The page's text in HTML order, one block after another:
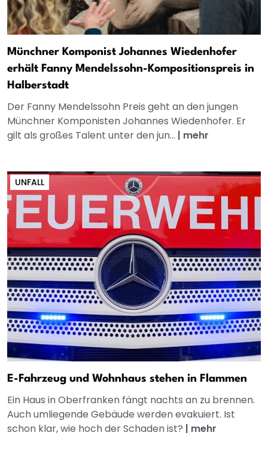
Münchner Komponist Johannes Wiedenhofer
erhält Fanny Mendelssohn-Kompositionspreis in
Halberstadt
Der Fanny Mendelssohn Preis geht an den jungen
Münchner Komponisten Johannes Wiedenhofer. Er
gilt als großes Talent unter den jun... | mehr
UNFALL
E-Fahrzeug und Wohnhaus stehen in Flammen
Ein Haus in Oberfranken fängt nachts an zu brennen.
Auch umliegende Gebäude werden evakuiert. Ist
schon klar, wie hoch der Schaden ist? | mehr